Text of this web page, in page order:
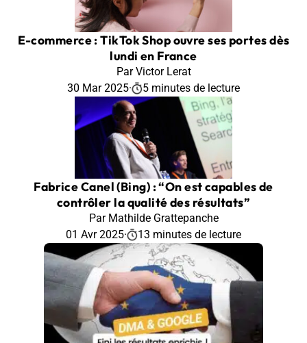
E-commerce : TikTok Shop ouvre ses portes dès
lundi en France
Par Victor Lerat
30 Mar 2025· 5 minutes de lecture
Fabrice Canel (Bing) : “On est capables de
contrôler la qualité des résultats”
Par Mathilde Grattepanche
01 Avr 2025· 13 minutes de lecture